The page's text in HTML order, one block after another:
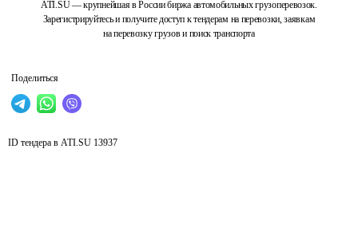
ATI.SU — крупнейшая в России биржа автомобильных грузоперевозок.
Зарегистрируйтесь и получите доступ к тендерам на перевозки, заявкам
на перевозку грузов и поиск транспорта
Поделиться
ID тендера в ATI.SU 13937